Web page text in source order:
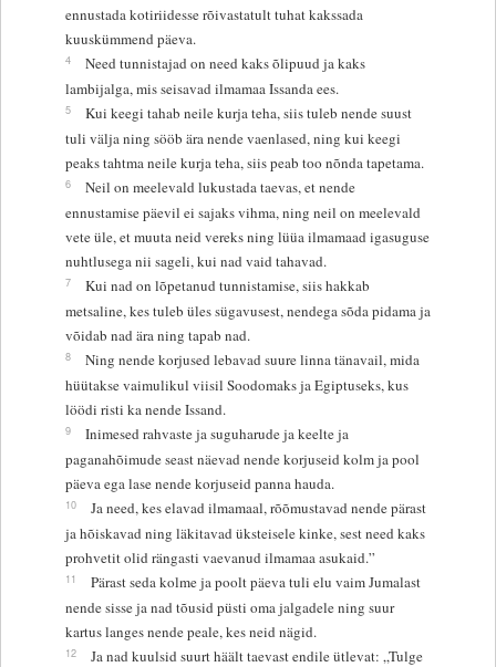
ennustada kotiriidesse rõivastatult tuhat kakssada
kuuskümmend päeva.
4
Need tunnistajad on need kaks õlipuud ja kaks
lambijalga, mis seisavad ilmamaa Issanda ees.
5
Kui keegi tahab neile kurja teha, siis tuleb nende suust
tuli välja ning sööb ära nende vaenlased, ning kui keegi
peaks tahtma neile kurja teha, siis peab too nõnda tapetama.
6
Neil on meelevald lukustada taevas, et nende
ennustamise päevil ei sajaks vihma, ning neil on meelevald
vete üle, et muuta neid vereks ning lüüa ilmamaad igasuguse
nuhtlusega nii sageli, kui nad vaid tahavad.
7
Kui nad on lõpetanud tunnistamise, siis hakkab
metsaline, kes tuleb üles sügavusest, nendega sõda pidama ja
võidab nad ära ning tapab nad.
8
Ning nende korjused lebavad suure linna tänavail, mida
hüütakse vaimulikul viisil Soodomaks ja Egiptuseks, kus
löödi risti ka nende Issand.
9
Inimesed rahvaste ja suguharude ja keelte ja
paganahõimude seast näevad nende korjuseid kolm ja pool
päeva ega lase nende korjuseid panna hauda.
10
Ja need, kes elavad ilmamaal, rõõmustavad nende pärast
ja hõiskavad ning läkitavad üksteisele kinke, sest need kaks
prohvetit olid rängasti vaevanud ilmamaa asukaid.”
11
Pärast seda kolme ja poolt päeva tuli elu vaim Jumalast
nende sisse ja nad tõusid püsti oma jalgadele ning suur
kartus langes nende peale, kes neid nägid.
12
Ja nad kuulsid suurt häält taevast endile ütlevat: „Tulge